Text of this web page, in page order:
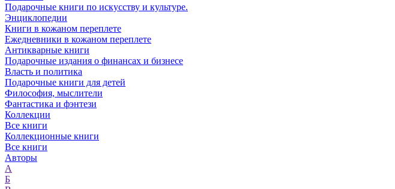
Подарочные книги по искусству и культуре.
Энциклопедии
Книги в кожаном переплете
Ежедневники в кожаном переплете
Антикварные книги
Подарочные издания о финансах и бизнесе
Власть и политика
Подарочные книги для детей
Философия, мыслители
Фантастика и фэнтези
Коллекции
Все книги
Коллекционные книги
Все книги
Авторы
А
Б